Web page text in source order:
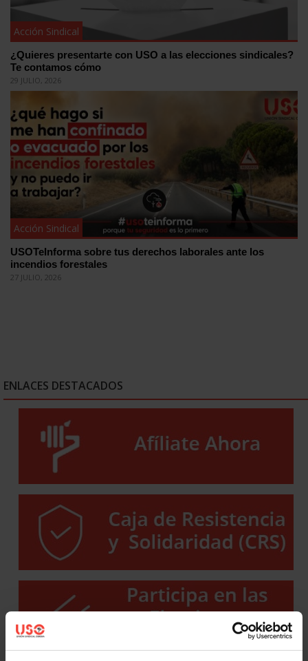
Acción Sindical
¿Quieres presentarte con USO a las elecciones sindicales?
Te contamos cómo
29 JULIO, 2026
Acción Sindical
USOTeInforma sobre tus derechos laborales ante los
incendios forestales
27 JULIO, 2026
ENLACES DESTACADOS